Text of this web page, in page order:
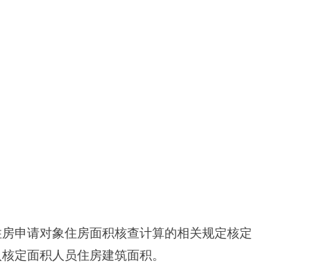
请对象住房面积核查计算的相关规定核定
定面积人员住房建筑面积。